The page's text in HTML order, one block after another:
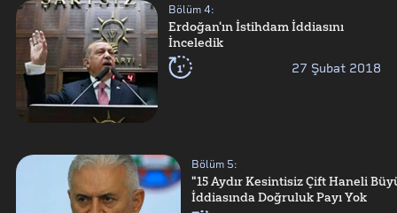
Bölüm 4:
Erdoğan'ın İstihdam İddiasını
İnceledik
1' 27 Şubat 2018
Bölüm 5:
"15 Aydır Kesintisiz Çift Haneli
İddiasında Doğruluk Payı Yok